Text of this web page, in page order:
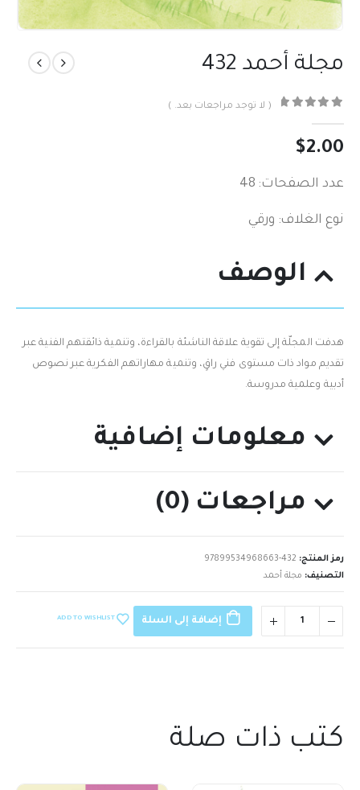
مجلة أحمد 432
( لا توجد مراجعات بعد. )
$2.00
عدد الصفحات: 48
نوع الغلاف: ورقي
الوصف
هدفت المجلّة إلى تقوية علاقة الناشئة بالقراءة، وتنمية ذائقتهم الفنية عبر
تقديم مواد ذات مستوى فني راقٍ، وتنمية مهاراتهم الفكرية عبر نصوص
أدبية وعلمية مدروسة.
معلومات إضافية
مراجعات (0)
رمز المنتج: 97899534968663-432
التصنيف: مجلة أحمد
إضافة إلى السلة ADD TO WISHLIST
كتب ذات صلة